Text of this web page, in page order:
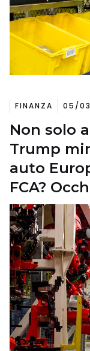
FINANZA 05/
Non solo
Trump
auto
FCA?